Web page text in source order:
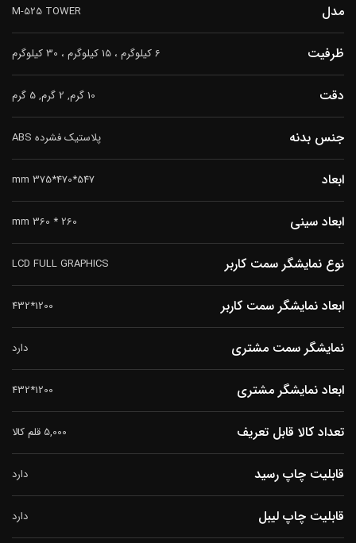
مدل M-525 TOWER
ظرفیت 6 کیلوگرم ، 15 کیلوگرم ، 30 کیلوگرم
دقت 10 گرم, 2 گرم, 5 گرم
جنس بدنه پلاستیک فشرده ABS
ابعاد 547*470*375 mm
ابعاد سینی 260 * 360 mm
نوع نمایشگر سمت کاربر LCD FULL GRAPHICS
ابعاد نمایشگر سمت کاربر 1200*432
نمایشگر سمت مشتری دارد
ابعاد نمایشگر مشتری 1200*432
تعداد کالا قابل تعریف 5,000 قلم کالا
قابلیت چاپ رسید دارد
قابلیت چاپ لیبل دارد